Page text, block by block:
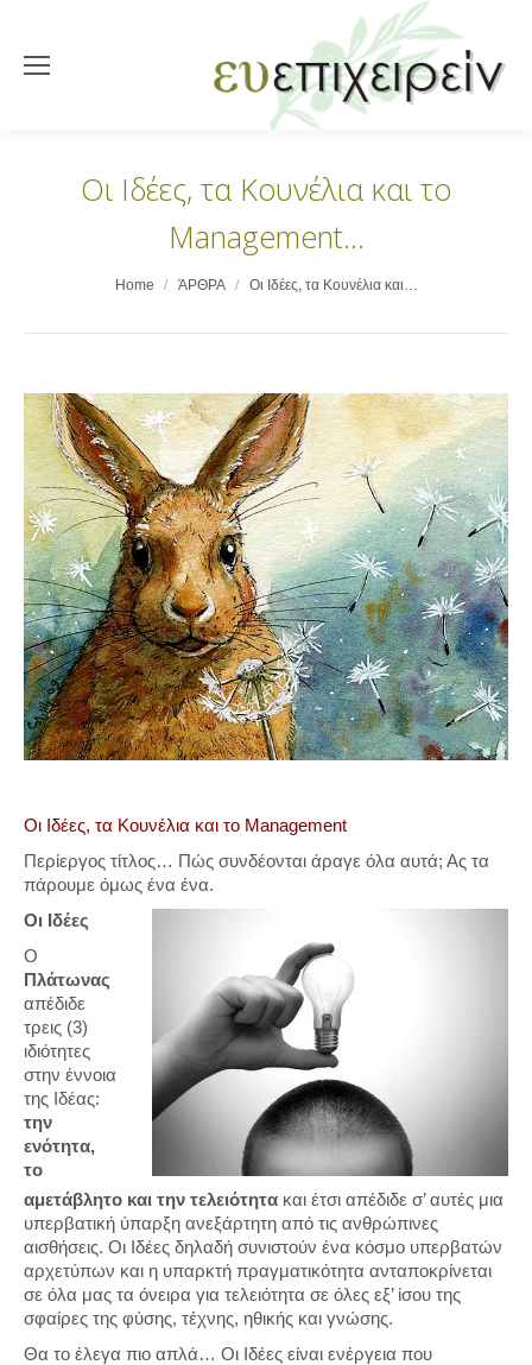
Οι Ιδέες, τα Κουνέλια και το
Management…
You are here:Home ΆΡΘΡΑ Οι Ιδέες, τα Κουνέλια και…
Οι Ιδέες, τα Κουνέλια και το Management
Περίεργος τίτλος… Πώς συνδέονται άραγε όλα αυτά; Ας τα
πάρουμε όμως ένα ένα.
Οι Ιδέες
Ο
Πλάτωνας
απέδιδε
τρεις (3)
ιδιότητες
στην έννοια
της Ιδέας:
την
ενότητα,
το
αμετάβλητο και την τελειότητα και έτσι απέδιδε σ’ αυτές μια
υπερβατική ύπαρξη ανεξάρτητη από τις ανθρώπινες
αισθήσεις. Οι Ιδέες δηλαδή συνιστούν ένα κόσμο υπερβατών
αρχετύπων και η υπαρκτή πραγματικότητα ανταποκρίνεται
σε όλα μας τα όνειρα για τελειότητα σε όλες εξ’ ίσου της
σφαίρες της φύσης, τέχνης, ηθικής και γνώσης.
Θα το έλεγα πιο απλά… Οι Ιδέες είναι ενέργεια που